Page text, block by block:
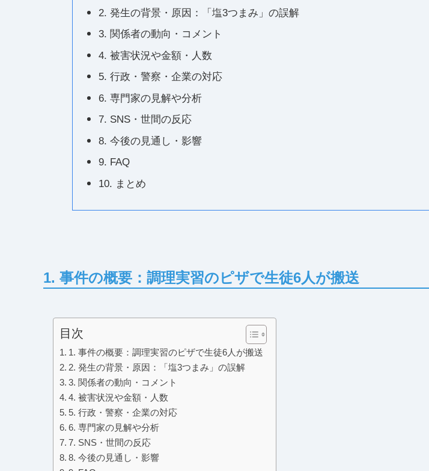
2. 発生の背景・原因：「塩3つまみ」の誤解
3. 関係者の動向・コメント
4. 被害状況や金額・人数
5. 行政・警察・企業の対応
6. 専門家の見解や分析
7. SNS・世間の反応
8. 今後の見通し・影響
9. FAQ
10. まとめ
1. 事件の概要：調理実習のピザで生徒6人が搬送
目次
1. 事件の概要：調理実習のピザで生徒6人が搬送
2. 発生の背景・原因：「塩3つまみ」の誤解
3. 関係者の動向・コメント
4. 被害状況や金額・人数
5. 行政・警察・企業の対応
6. 専門家の見解や分析
7. SNS・世間の反応
8. 今後の見通し・影響